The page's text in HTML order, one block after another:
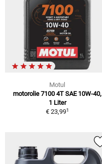
Motul
motorolie 7100 4T SAE 10W-40,
1 Liter
€ 23,991